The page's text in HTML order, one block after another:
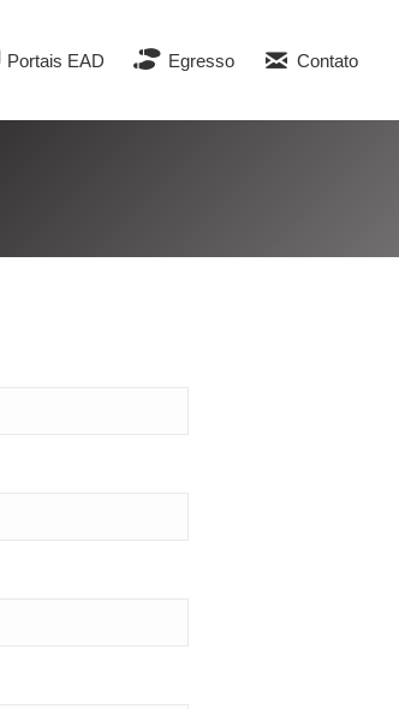
Portais EAD Egresso Contato